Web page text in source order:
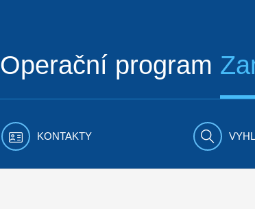
Operační program
KONTAKTY